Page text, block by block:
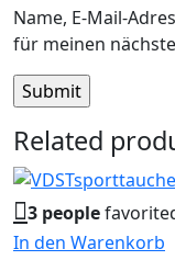
Name, E-Mail-
für meinen
Related
3 people
In den Warenkorb